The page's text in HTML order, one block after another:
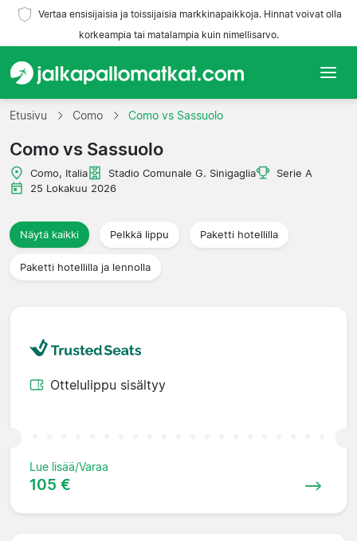
Vertaa ensisijaisia ja toissijaisia markkinapaikkoja. Hinnat voivat olla
korkeampia tai matalampia kuin nimellisarvo.
Etusivu
Joukkueet
Liigat
Matkatoimistoja
Etusivu Como Como vs Sassuolo
Como vs Sassuolo
Como, Italia Stadio Comunale G. Sinigaglia
Serie A
25 Lokakuu 2026
Näytä kaikki Pelkkä lippu Paketti hotellilla
Paketti hotellilla ja lennolla
Ottelulippu sisältyy
Lue lisää/Varaa
105 €